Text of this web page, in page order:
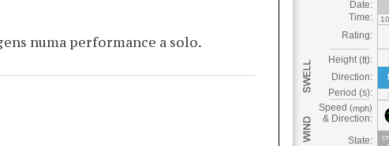
numa performance a solo.